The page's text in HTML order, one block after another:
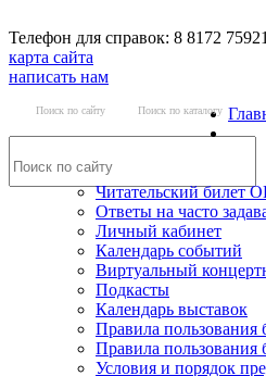
Телефон для справок: 8 8172
карта сайта
написать нам
Поиск по сайту Поиск по каталогу
Читательский
Ответы на часто
Личный кабинет
Календарь событий
Виртуальный
Подкасты
Календарь выставок
Правила пользования
Правила пользования
Условия и порядок